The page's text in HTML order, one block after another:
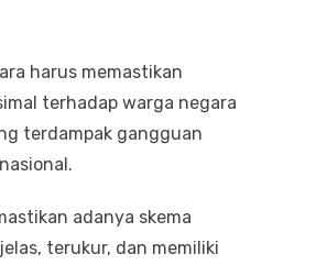
harus memastikan
terhadap warga negara
terdampak gangguan
adanya skema
terukur, dan memiliki